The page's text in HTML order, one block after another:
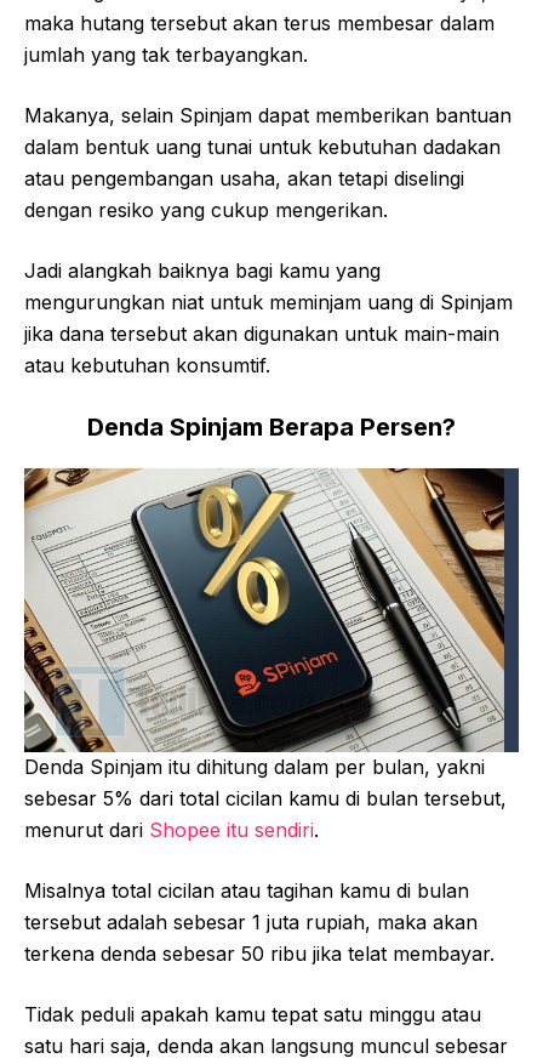
maka hutang tersebut akan terus membesar dalam
jumlah yang tak terbayangkan.
Makanya, selain Spinjam dapat memberikan bantuan
dalam bentuk uang tunai untuk kebutuhan dadakan
atau pengembangan usaha, akan tetapi diselingi
dengan resiko yang cukup mengerikan.
Jadi alangkah baiknya bagi kamu yang
mengurungkan niat untuk meminjam uang di Spinjam
jika dana tersebut akan digunakan untuk main-main
atau kebutuhan konsumtif.
Denda Spinjam Berapa Persen?
Denda Spinjam itu dihitung dalam per bulan, yakni
sebesar 5% dari total cicilan kamu di bulan tersebut,
menurut dari Shopee itu sendiri.
Misalnya total cicilan atau tagihan kamu di bulan
tersebut adalah sebesar 1 juta rupiah, maka akan
terkena denda sebesar 50 ribu jika telat membayar.
Tidak peduli apakah kamu tepat satu minggu atau
satu hari saja, denda akan langsung muncul sebesar